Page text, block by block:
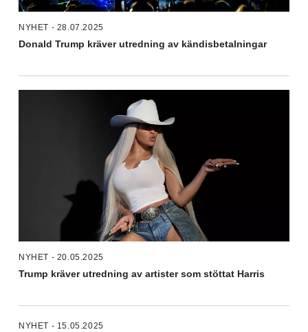
NYHET - 28.07.2025
Donald Trump kräver utredning av kändisbetalningar
NYHET - 20.05.2025
Trump kräver utredning av artister som stöttat Harris
NYHET - 15.05.2025